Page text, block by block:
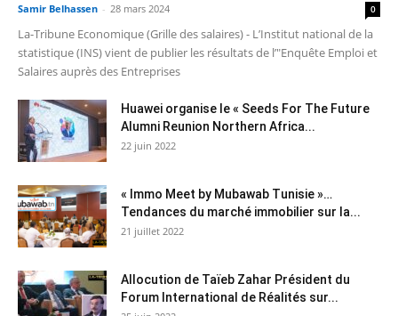
Samir Belhassen - 28 mars 2024 0
La-Tribune Economique (Grille des salaires) - L’Institut national de la
statistique (INS) vient de publier les résultats de l’"Enquête Emploi et
Salaires auprès des Entreprises
Huawei organise le « Seeds For The Future
Alumni Reunion Northern Africa...
22 juin 2022
« Immo Meet by Mubawab Tunisie »…
Tendances du marché immobilier sur la...
21 juillet 2022
Allocution de Taïeb Zahar Président du
Forum International de Réalités sur...